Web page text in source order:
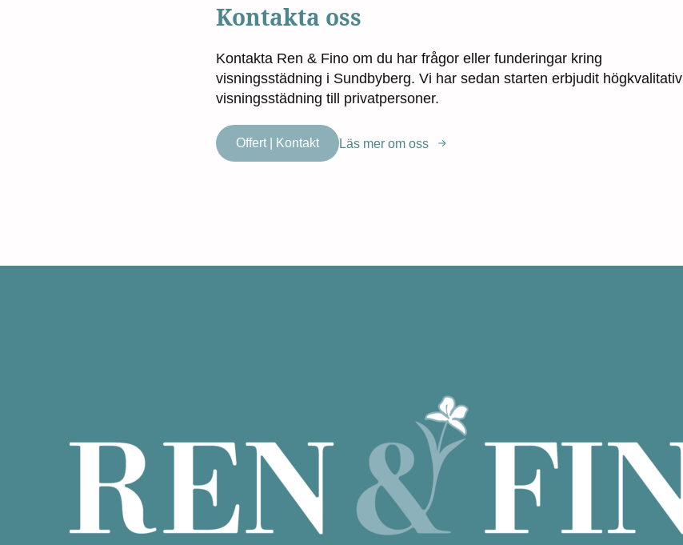
Kontakta oss
Kontakta Ren & Fino om du har frågor eller funderingar kring
visningsstädning i Sundbyberg. Vi har sedan starten erbjudit högkvalitativ
visningsstädning till privatpersoner.
Offert | Kontakt Läs mer om oss